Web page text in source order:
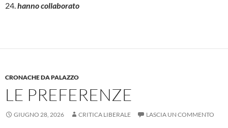
24.hanno collaborato
CRONACHE DA PALAZZO
LE PREFERENZE
GIUGNO 28, 2026 CRITICA LIBERALE LASCIA UN COMMENTO